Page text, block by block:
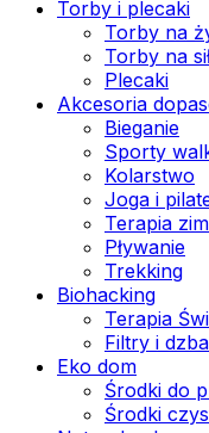
Torby i plecaki
Torby na
Torby na
Plecaki
Akcesoria
Bieganie
Sporty
Kolarstwo
Joga i
Terapia
Pływanie
Trekking
Biohacking
Terapia
Filtry i
Eko dom
Środki do
Środki